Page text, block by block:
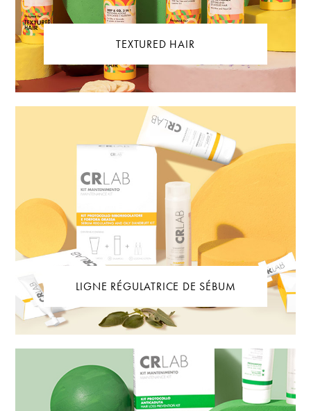
TEXTURED HAIR
LIGNE RÉGULATRICE DE SÉBUM